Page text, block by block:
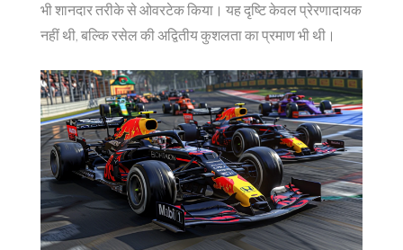
भी शानदार तरीके से ओवरटेक किया। यह दृष्टि केवल प्रेरणादायक
नहीं थी, बल्कि रसेल की अद्वितीय कुशलता का प्रमाण भी थी।